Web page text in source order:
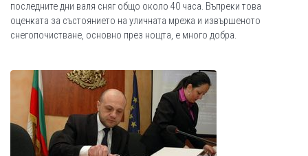
последните дни валя сняг общо около 40 часа. Въпреки това
оценката за състоянието на уличната мрежа и извършеното
снегопочистване, основно през нощта, е много добра.